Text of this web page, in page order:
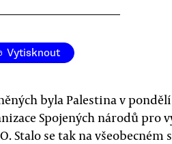
Vytisknout
byla Palestina v
Spojených národů pro
Stalo se tak na